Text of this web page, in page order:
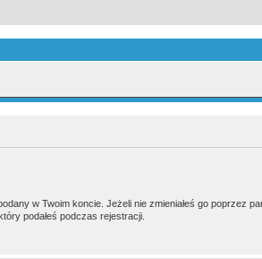
w Twoim koncie. Jeżeli nie zmieniałeś go poprzez
podałeś podczas rejestracji.